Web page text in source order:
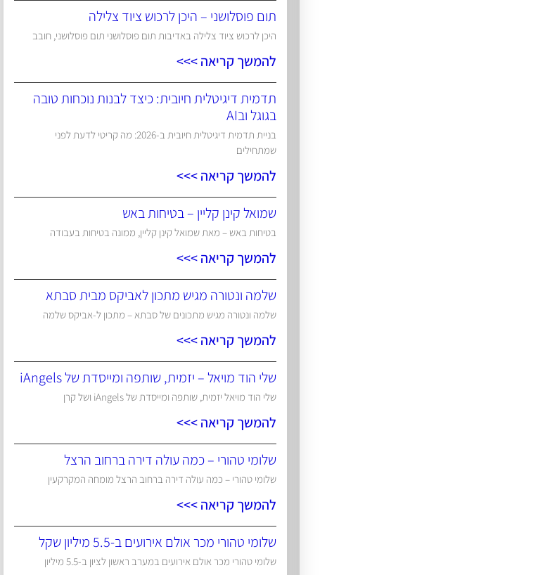
תום פוסלושני – היכן לרכוש ציוד צלילה
היכן לרכוש ציוד צלילה באדיבות תום פוסלושני תום פוסלושני, חובב
להמשך קריאה >>>
תדמית דיגיטלית חיובית: כיצד לבנות נוכחות טובה
בגוגל ובAI
בניית תדמית דיגיטלית חיובית ב-2026: מה קריטי לדעת לפני
שמתחילים
להמשך קריאה >>>
שמואל קינן קליין – בטיחות באש
בטיחות באש – מאת שמואל קינן קליין, ממונה בטיחות בעבודה
להמשך קריאה >>>
שלמה ונטורה מגיש מתכון לאביקס מבית סבתא
שלמה ונטורה מגיש מתכונים של סבתא – מתכון ל-אביקס שלמה
להמשך קריאה >>>
שלי הוד מויאל – יזמית, שותפה ומייסדת של iAngels
שלי הוד מויאל יזמית, שותפה ומייסדת של iAngels ושל קרן
להמשך קריאה >>>
שלומי טהורי – כמה עולה דירה ברחוב הרצל
שלומי טהורי – כמה עולה דירה ברחוב הרצל מומחה המקרקעין
להמשך קריאה >>>
שלומי טהורי מכר אולם אירועים ב-5.5 מיליון שקל
שלומי טהורי מכר אולם אירועים במערב ראשון לציון ב-5.5 מיליון